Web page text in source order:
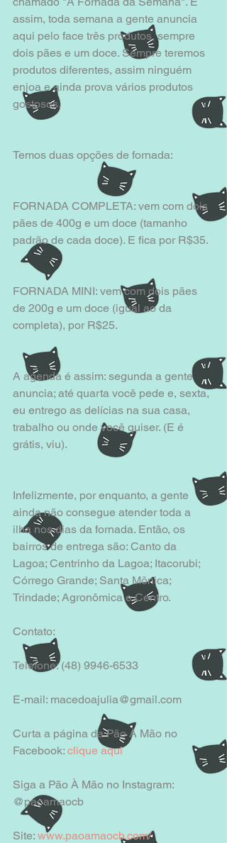
assim, toda semana a gente anuncia
aqui pelo face três produtos, sempre
dois pães e um doce. Sempre teremos
produtos diferentes, assim ninguém
enjoa e ainda prova vários produtos
gostosos.
Temos duas opções de fornada:
FORNADA COMPLETA: vem com dois
pães de 400g e um doce (tamanho
padrão de cada doce). E fica por R$35.
FORNADA MINI: vem com dois pães
de 200g e um doce (igual ao da
completa), por R$25.
A agenda é assim: segunda a gente
anuncia; até quarta você pede e, sexta,
eu entrego as delícias na sua casa,
trabalho ou onde você quiser. (E é
grátis, viu).
Infelizmente, por enquanto, a gente
ainda não consegue atender toda a
ilha nos dias da fornada. Então, os
bairros de entrega são: Canto da
Lagoa; Centrinho da Lagoa; Itacorubi;
Córrego Grande; Santa Mônica;
Trindade; Agronômica e Centro.
Contato:
Telefone: (48) 9946-6533
E-mail: macedoajulia@gmail.com
Curta a página da Pão À Mão no
Facebook: clique aqui
Siga a Pão À Mão no Instagram:
@paoamaocb
Site: www.paoamaocb.com/